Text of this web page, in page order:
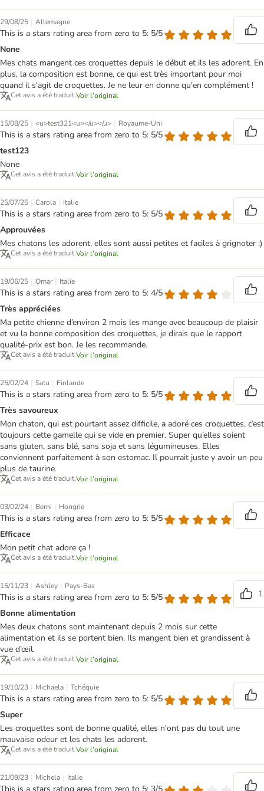
29/08/25 | Allemagne
This is a stars rating area from zero to 5: 5/5
None
Mes chats mangent ces croquettes depuis le début et ils les adorent. En
plus, la composition est bonne, ce qui est très important pour moi
quand il s'agit de croquettes. Je ne leur en donne qu'en complément !
Cet avis a été traduit.Voir l’original
15/08/25 | <u>test321<u></u></u> | Royaume-Uni
This is a stars rating area from zero to 5: 5/5
test123
None
Cet avis a été traduit.Voir l’original
25/07/25 | Carola | Italie
This is a stars rating area from zero to 5: 5/5
Approuvées
Mes chatons les adorent, elles sont aussi petites et faciles à grignoter :)
Cet avis a été traduit.Voir l’original
19/06/25 | Omar | Italie
This is a stars rating area from zero to 5: 4/5
Très appréciées
Ma petite chienne d’environ 2 mois les mange avec beaucoup de plaisir
et vu la bonne composition des croquettes, je dirais que le rapport
qualité-prix est bon. Je les recommande.
Cet avis a été traduit.Voir l’original
25/02/24 | Satu | Finlande
This is a stars rating area from zero to 5: 5/5
Très savoureux
Mon chaton, qui est pourtant assez difficile, a adoré ces croquettes, c’est
toujours cette gamelle qui se vide en premier. Super qu’elles soient
sans gluten, sans blé, sans soja et sans légumineuses. Elles
conviennent parfaitement à son estomac. Il pourrait juste y avoir un peu
plus de taurine.
Cet avis a été traduit.Voir l’original
03/02/24 | Berni | Hongrie
This is a stars rating area from zero to 5: 5/5
Efficace
Mon petit chat adore ça !
Cet avis a été traduit.Voir l’original
15/11/23 | Ashley | Pays-Bas
This is a stars rating area from zero to 5: 5/5
1
Bonne alimentation
Mes deux chatons sont maintenant depuis 2 mois sur cette
alimentation et ils se portent bien. Ils mangent bien et grandissent à
vue d’œil.
Cet avis a été traduit.Voir l’original
19/10/23 | Michaela | Tchéquie
This is a stars rating area from zero to 5: 5/5
Super
Les croquettes sont de bonne qualité, elles n'ont pas du tout une
mauvaise odeur et les chats les adorent.
Cet avis a été traduit.Voir l’original
21/09/23 | Michela | Italie